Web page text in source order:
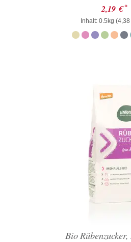
Bewertet
mit
0
von
5
2,19 € *
Inhalt: 0.5kg (4,38
Bio